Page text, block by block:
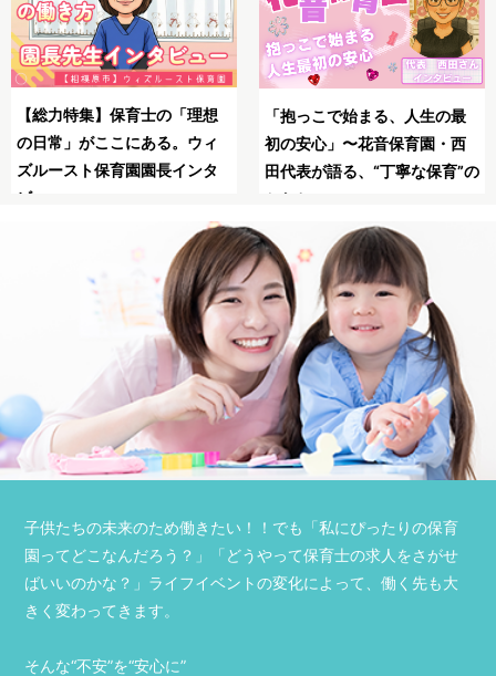
た保育士求人JOBS
る保育士求人JOBSで安全に転
職！
子供たちの未来のため働きたい！！でも「私にぴったりの保育
園ってどこなんだろう？」「どうやって保育士の求人をさがせ
ばいいのかな？」ライフイベントの変化によって、働く先も大
きく変わってきます。
そんな“不安”を“安心に”